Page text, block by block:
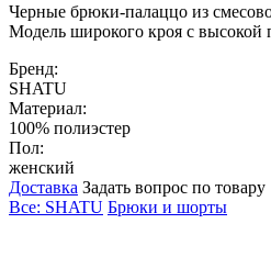
Черные брюки-палаццо из
Модель широкого кроя с высокой
Бренд:
SHATU
Материал:
100% полиэстер
Пол:
женский
Доставка Задать вопрос по товару
Все: SHATU Брюки и шорты